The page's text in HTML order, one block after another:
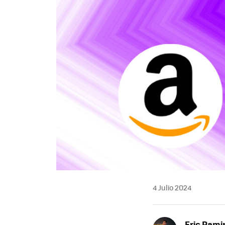
4 Julio 2024